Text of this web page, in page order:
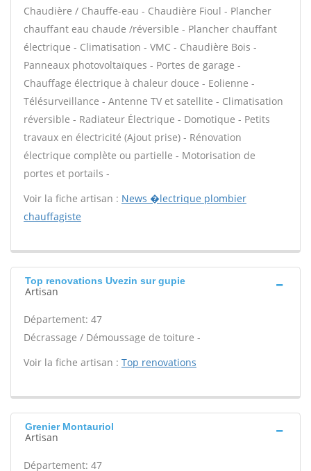
Chaudière / Chauffe-eau - Chaudière Fioul - Plancher
chauffant eau chaude /réversible - Plancher chauffant
électrique - Climatisation - VMC - Chaudière Bois -
Panneaux photovoltaïques - Portes de garage -
Chauffage électrique à chaleur douce - Eolienne -
Télésurveillance - Antenne TV et satellite - Climatisation
réversible - Radiateur Électrique - Domotique - Petits
travaux en électricité (Ajout prise) - Rénovation
électrique complète ou partielle - Motorisation de
portes et portails -
Voir la fiche artisan : News �lectrique plombier
chauffagiste
Top renovations Uvezin sur gupie
Artisan
Département: 47
Décrassage / Démoussage de toiture -
Voir la fiche artisan : Top renovations
Grenier Montauriol
Artisan
Département: 47